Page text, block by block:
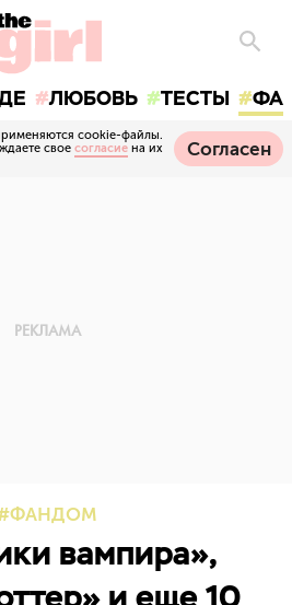
ЛЮБОВЬ ТЕСТЫ
cookie-файлы.
свое согласие на их
Согласен
ФАНДОМ
вампира»,